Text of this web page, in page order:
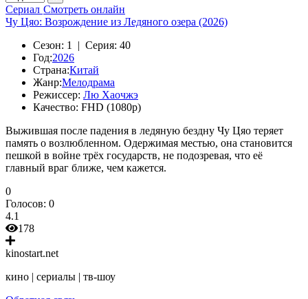
Сериал Смотреть онлайн
Чу Цяо: Возрождение из Ледяного озера (2026)
Сезон: 1 | Серия: 40
Год:2026
Страна:Китай
Жанр:Мелодрама
Режиссер: Лю Хаочжэ
Качество: FHD (1080p)
Выжившая после падения в ледяную бездну Чу Цяо теряет
память о возлюбленном. Одержимая местью, она становится
пешкой в войне трёх государств, не подозревая, что её
главный враг ближе, чем кажется.
0
Голосов: 0
4.1
178
kinostart.net
кино | сериалы | тв-шоу